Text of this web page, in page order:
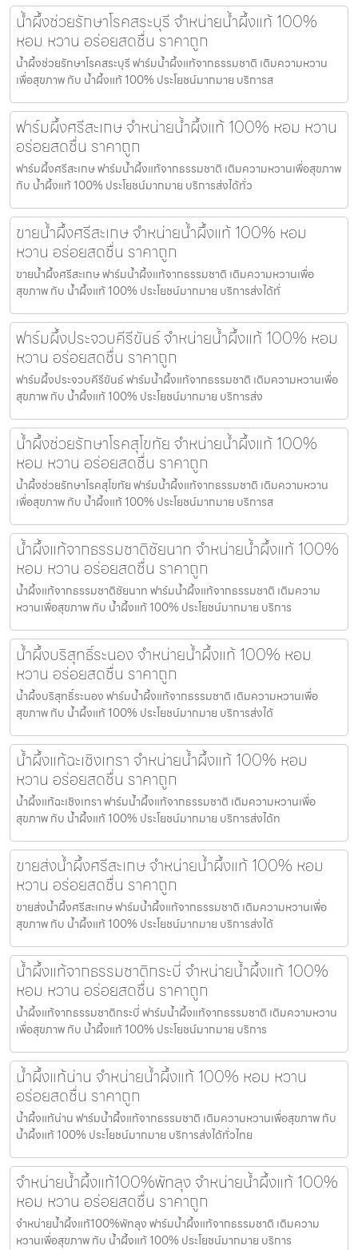
น้ำผึ้งช่วยรักษาโรคสระบุรี จำหน่ายน้ำผึ้งแท้ 100%
หอม หวาน อร่อยสดชื่น ราคาถูก
น้ำผึ้งช่วยรักษาโรคสระบุรี ฟาร์มน้ำผึ้งแท้จากธรรมชาติ เติมความหวาน
เพื่อสุขภาพ กับ น้ำผึ้งแท้ 100% ประโยชน์มากมาย บริการส
ฟาร์มผึ้งศรีสะเกษ จำหน่ายน้ำผึ้งแท้ 100% หอม หวาน
อร่อยสดชื่น ราคาถูก
ฟาร์มผึ้งศรีสะเกษ ฟาร์มน้ำผึ้งแท้จากธรรมชาติ เติมความหวานเพื่อสุขภาพ
กับ น้ำผึ้งแท้ 100% ประโยชน์มากมาย บริการส่งได้ทั่ว
ขายน้ำผึ้งศรีสะเกษ จำหน่ายน้ำผึ้งแท้ 100% หอม
หวาน อร่อยสดชื่น ราคาถูก
ขายน้ำผึ้งศรีสะเกษ ฟาร์มน้ำผึ้งแท้จากธรรมชาติ เติมความหวานเพื่อ
สุขภาพ กับ น้ำผึ้งแท้ 100% ประโยชน์มากมาย บริการส่งได้ทั่
ฟาร์มผึ้งประจวบคีรีขันธ์ จำหน่ายน้ำผึ้งแท้ 100% หอม
หวาน อร่อยสดชื่น ราคาถูก
ฟาร์มผึ้งประจวบคีรีขันธ์ ฟาร์มน้ำผึ้งแท้จากธรรมชาติ เติมความหวานเพื่อ
สุขภาพ กับ น้ำผึ้งแท้ 100% ประโยชน์มากมาย บริการส่ง
น้ำผึ้งช่วยรักษาโรคสุโขทัย จำหน่ายน้ำผึ้งแท้ 100%
หอม หวาน อร่อยสดชื่น ราคาถูก
น้ำผึ้งช่วยรักษาโรคสุโขทัย ฟาร์มน้ำผึ้งแท้จากธรรมชาติ เติมความหวาน
เพื่อสุขภาพ กับ น้ำผึ้งแท้ 100% ประโยชน์มากมาย บริการส
น้ำผึ้งแท้จากธรรมชาติชัยนาท จำหน่ายน้ำผึ้งแท้ 100%
หอม หวาน อร่อยสดชื่น ราคาถูก
น้ำผึ้งแท้จากธรรมชาติชัยนาท ฟาร์มน้ำผึ้งแท้จากธรรมชาติ เติมความ
หวานเพื่อสุขภาพ กับ น้ำผึ้งแท้ 100% ประโยชน์มากมาย บริการ
น้ำผึ้งบริสุทธิ์ระนอง จำหน่ายน้ำผึ้งแท้ 100% หอม
หวาน อร่อยสดชื่น ราคาถูก
น้ำผึ้งบริสุทธิ์ระนอง ฟาร์มน้ำผึ้งแท้จากธรรมชาติ เติมความหวานเพื่อ
สุขภาพ กับ น้ำผึ้งแท้ 100% ประโยชน์มากมาย บริการส่งได้
น้ำผึ้งแท้ฉะเชิงเทรา จำหน่ายน้ำผึ้งแท้ 100% หอม
หวาน อร่อยสดชื่น ราคาถูก
น้ำผึ้งแท้ฉะเชิงเทรา ฟาร์มน้ำผึ้งแท้จากธรรมชาติ เติมความหวานเพื่อ
สุขภาพ กับ น้ำผึ้งแท้ 100% ประโยชน์มากมาย บริการส่งได้ท
ขายส่งน้ำผึ้งศรีสะเกษ จำหน่ายน้ำผึ้งแท้ 100% หอม
หวาน อร่อยสดชื่น ราคาถูก
ขายส่งน้ำผึ้งศรีสะเกษ ฟาร์มน้ำผึ้งแท้จากธรรมชาติ เติมความหวานเพื่อ
สุขภาพ กับ น้ำผึ้งแท้ 100% ประโยชน์มากมาย บริการส่งได้
น้ำผึ้งแท้จากธรรมชาติกระบี่ จำหน่ายน้ำผึ้งแท้ 100%
หอม หวาน อร่อยสดชื่น ราคาถูก
น้ำผึ้งแท้จากธรรมชาติกระบี่ ฟาร์มน้ำผึ้งแท้จากธรรมชาติ เติมความหวาน
เพื่อสุขภาพ กับ น้ำผึ้งแท้ 100% ประโยชน์มากมาย บริการ
น้ำผึ้งแท้น่าน จำหน่ายน้ำผึ้งแท้ 100% หอม หวาน
อร่อยสดชื่น ราคาถูก
น้ำผึ้งแท้น่าน ฟาร์มน้ำผึ้งแท้จากธรรมชาติ เติมความหวานเพื่อสุขภาพ กับ
น้ำผึ้งแท้ 100% ประโยชน์มากมาย บริการส่งได้ทั่วไทย
จำหน่ายน้ำผึ้งแท้100%พัทลุง จำหน่ายน้ำผึ้งแท้ 100%
หอม หวาน อร่อยสดชื่น ราคาถูก
จำหน่ายน้ำผึ้งแท้100%พัทลุง ฟาร์มน้ำผึ้งแท้จากธรรมชาติ เติมความ
หวานเพื่อสุขภาพ กับ น้ำผึ้งแท้ 100% ประโยชน์มากมาย บริการ